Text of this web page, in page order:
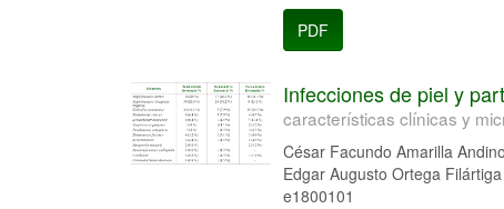
PDF
Infecciones de piel y
características clínicas y
César Facundo Amarilla
Edgar Augusto Ortega Filártiga
e1800101